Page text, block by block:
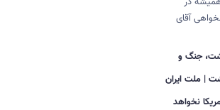
آقای
جنگ و
| ملت ایران
نخواهد